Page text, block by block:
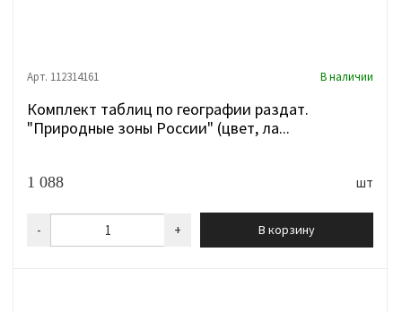
Арт. 112314161 В наличии
Комплект таблиц по географии раздат.
"Природные зоны России" (цвет, ла...
1 088 шт
- + В корзину